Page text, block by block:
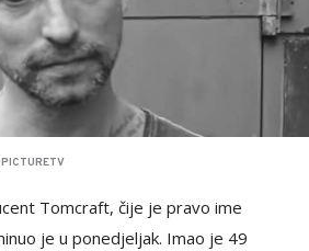
Tomcraft, čije je pravo ime
je u ponedjeljak. Imao je 49